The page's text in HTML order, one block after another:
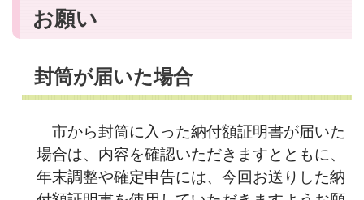
お願い
封筒が届いた場合
市から封筒に入った納付額証明書が届いた
場合は、内容を確認いただきますとともに、
年末調整や確定申告には、今回お送りした納